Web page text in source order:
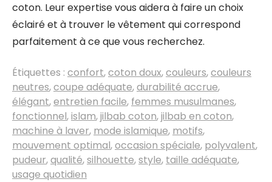
coton. Leur expertise vous aidera à faire un choix
éclairé et à trouver le vêtement qui correspond
parfaitement à ce que vous recherchez.
Étiquettes : confort,coton doux,couleurs,couleurs
neutres,coupe adéquate,durabilité accrue,
élégant,entretien facile, femmes musulmanes,
fonctionnel,islam,jilbab coton,jilbab en coton,
machine à laver, mode islamique, motifs,
mouvement optimal,occasion spéciale, polyvalent,
pudeur,qualité,silhouette,style, taille adéquate,
usage quotidien